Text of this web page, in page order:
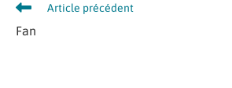
Article précédent
Fan